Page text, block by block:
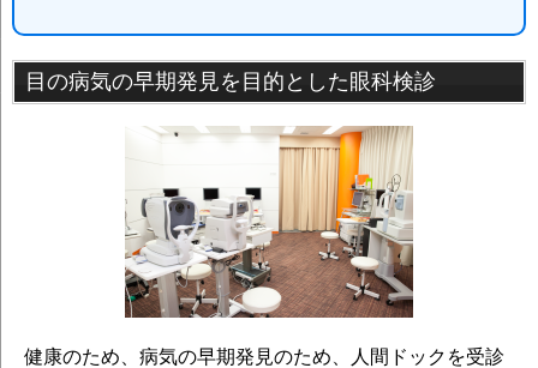
目の病気の早期発見を目的とした眼科検診
健康のため、病気の早期発見のため、人間ドックを受診